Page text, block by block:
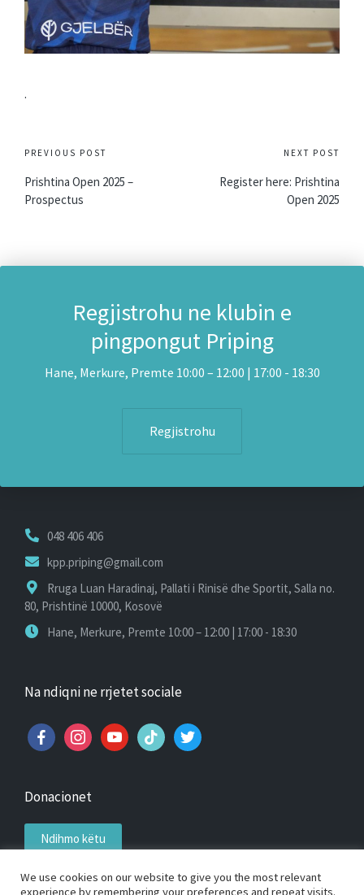
.
Post
navigation
PREVIOUS POST
Prishtina Open 2025 –
Prospectus
NEXT POST
Register here: Prishtina
Open 2025
Regjistrohu ne klubin e
pingpongut Priping
Hane, Merkure, Premte 10:00 – 12:00 | 17:00 - 18:30
Regjistrohu
048 406 406
kpp.priping@gmail.com
Rruga Luan Haradinaj, Pallati i Rinisë dhe Sportit, Salla no.
80, Prishtinë 10000, Kosovë
Hane, Merkure, Premte 10:00 – 12:00 | 17:00 - 18:30
Na ndiqni ne rrjetet sociale
facebookinstagramyoutubetiktok twitter
Donacionet
Ndihmo këtu
We use cookies on our website to give you the most relevant
experience by remembering your preferences and repeat visits.